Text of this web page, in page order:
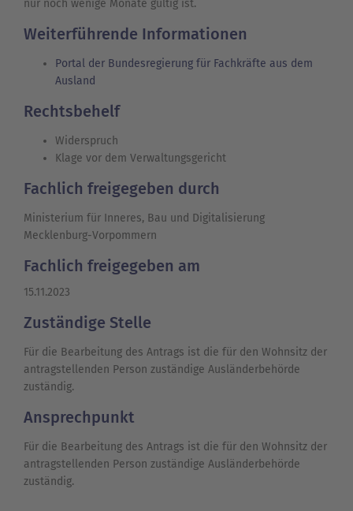
nur noch wenige Monate gültig ist.
Weiterführende Informationen
Portal der Bundesregierung für Fachkräfte aus dem
Ausland
Rechtsbehelf
Widerspruch
Klage vor dem Verwaltungsgericht
Fachlich freigegeben durch
Ministerium für Inneres, Bau und Digitalisierung
Mecklenburg-Vorpommern
Fachlich freigegeben am
15.11.2023
Zuständige Stelle
Für die Bearbeitung des Antrags ist die für den Wohnsitz der
antragstellenden Person zuständige Ausländerbehörde
zuständig.
Ansprechpunkt
Für die Bearbeitung des Antrags ist die für den Wohnsitz der
antragstellenden Person zuständige Ausländerbehörde
zuständig.